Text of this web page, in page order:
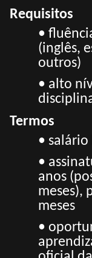
Requisitos
•
(inglês,
outros)
• alto
Termos
• salário
•
anos
meses),
meses
•